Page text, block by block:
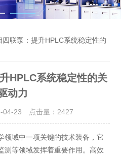
四联泵：提升HPLC系统稳定性的
HPLC系统稳定性的关
动力
04-23 点击量： 2427
领域中一项关键的技术装备，它
测等领域发挥着重要作用。高效